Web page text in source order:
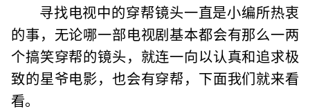
寻找电视中的穿帮镜头一直是小编所热衷
的事，无论哪一部电视剧基本都会有那么一两
个搞笑穿帮的镜头，就连一向以认真和追求极
致的星爷电影，也会有穿帮，下面我们就来看
看。